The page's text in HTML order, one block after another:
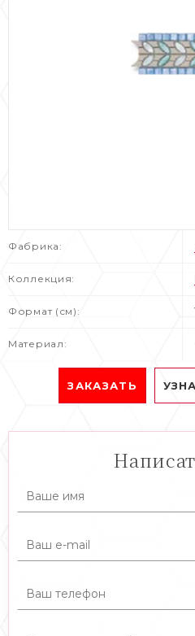
Фабрика:
Коллекция:
Формат (см):
Материал:
ЗАКАЗАТЬ